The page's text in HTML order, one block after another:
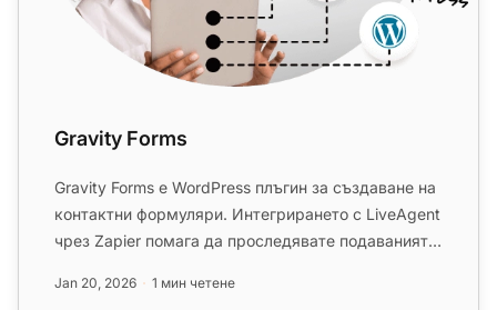
Gravity Forms
Gravity Forms е WordPress плъгин за създаване на
контактни формуляри. Интегрирането с LiveAgent
чрез Zapier помага да проследявате подаванията,
Jan 20, 2026 1 мин четене